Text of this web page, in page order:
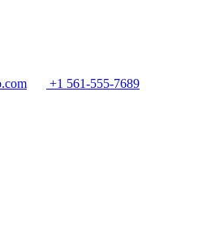
+1 561-555-7689